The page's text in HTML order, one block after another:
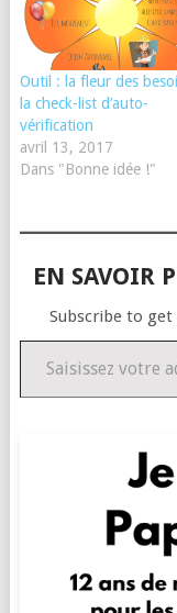
Outil : la fleur des
la check-list d’auto-
vérification
avril 13, 2017
Dans "Bonne idée !"
EN SAVOIR
Subscribe to
Saisissez votre adresse e-mail…